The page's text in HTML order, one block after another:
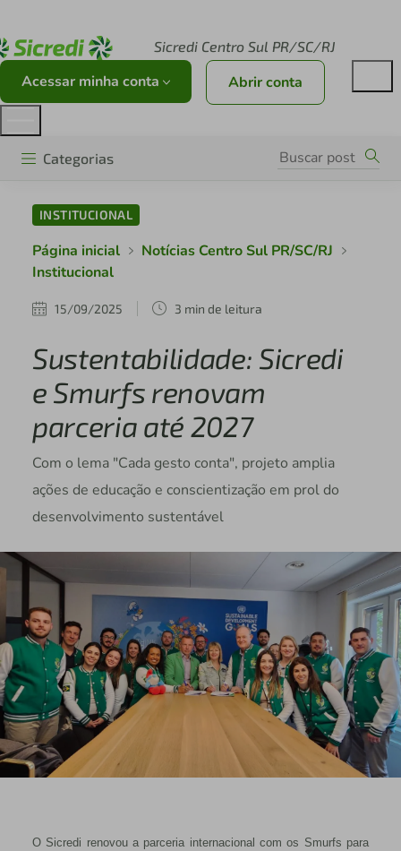
Sicredi Centro Sul PR/SC/RJ
Acessar minha conta Abrir conta
Categorias
INSTITUCIONAL
Página inicial
Notícias Centro Sul PR/SC/RJ
Institucional
15/09/2025 3 min de leitura
Sustentabilidade: Sicredi
e Smurfs renovam
parceria até 2027
Com o lema "Cada gesto conta", projeto amplia
ações de educação e conscientização em prol do
desenvolvimento sustentável
O Sicredi renovou a parceria internacional com os Smurfs para